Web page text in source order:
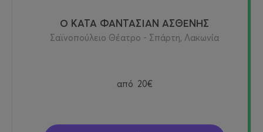
Ο ΚΑΤΑ ΦΑΝΤΑΣΙΑΝ ΑΣΘΕΝΗΣ
Σαϊνοπούλειο Θέατρο - Σπάρτη, Λακωνία
από 20€